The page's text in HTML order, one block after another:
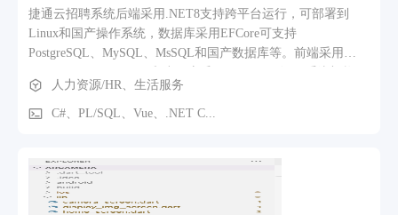
览订单量、收入、用户量等核心KPI，支持按日/月导出报表，
为决策提供数据支撑。 会员与营销体系：内置丰富的用户运营
工具，如月/季/年卡、储值折扣、积分体系等，有效提升用户
与任务，高效调度资源，处理异常订单。 另外，成熟的系统还
包含客服中心和售后理赔机制，以处理用户的在线咨询、投诉
捷通云招聘系统后端采用.NET8支持跨平台运行，可部署到
Linux和国产操作系统，数据库采用EFCore可支持
PostgreSQL、MySQL、MsSQL和国产数据库等。前端采用
捷通云招聘系统后端采用.NET8，前端采用Vue3+ElementUI，
APP和小程序采用uniAPP开发 操作系统 捷通云招聘可部署到
PostgreSQL、MySQL、SQL Server、ORACLE和国产数据库
人力资源/HR、生活服务
C#、PL/SQL、Vue、.NET C...